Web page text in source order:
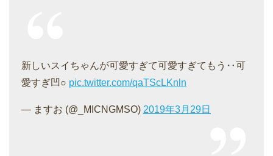
新しいスイちゃんが可愛すぎて可愛すぎてもう‥可
愛すぎ凹○ pic.twitter.com/qaTScLKnln
— ますお (@_MICNGMSO) 2019年3月29日